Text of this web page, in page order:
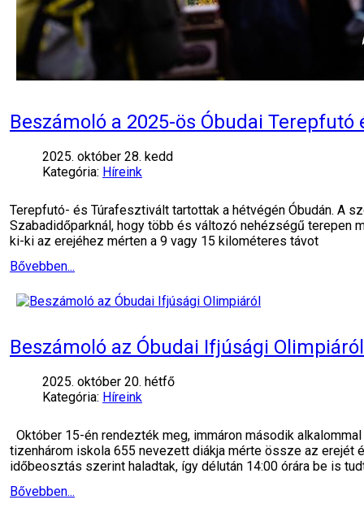
Beszámoló a 2025-ös Óbudai
2025. október 28. kedd
Kategória: Híreink
Terepfutó- és Túrafesztivált tartottak a hétvégén Óbudán. A
Szabadidőparknál, hogy több és változó nehézségű
ki-ki az erejéhez mérten a 9 vagy 15 kilométeres távot
Bővebben...
Beszámoló az Óbudai Ifjúsági Olimpiáról
2025. október 20. hétfő
Kategória: Híreink
Október 15-én rendezték meg, immáron második
tizenhárom iskola 655 nevezett diákja mérte össze az erejét
időbeosztás szerint haladtak, így délután 14:00 órára be is
Bővebben...